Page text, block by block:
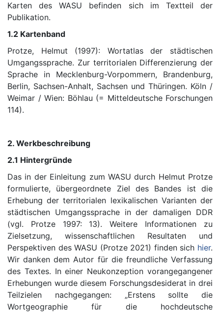
Karten des WASU befinden sich im Textteil der
Publikation.
1.2 Kartenband
Protze, Helmut (1997): Wortatlas der städtischen
Umgangssprache. Zur territorialen Differenzierung der
Sprache in Mecklenburg-Vorpommern, Brandenburg,
Berlin, Sachsen-Anhalt, Sachsen und Thüringen. Köln /
Weimar / Wien: Böhlau (= Mitteldeutsche Forschungen
114).
2. Werkbeschreibung
2.1 Hintergründe
Das in der Einleitung zum WASU durch Helmut Protze
formulierte, übergeordnete Ziel des Bandes ist die
Erhebung der territorialen lexikalischen Varianten der
städtischen Umgangssprache in der damaligen DDR
(vgl. Protze 1997: 13). Weitere Informationen zu
Zielsetzung, wissenschaftlichen Resultaten und
Perspektiven des WASU (Protze 2021) finden sich hier.
Wir danken dem Autor für die freundliche Verfassung
des Textes. In einer Neukonzeption vorangegangener
Erhebungen wurde diesem Forschungsdesiderat in drei
Teilzielen nachgegangen: „Erstens sollte die
Wortgeographie für die hochdeutsche